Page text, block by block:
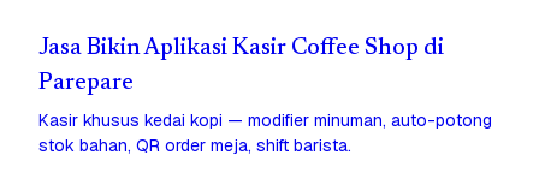
Jasa Bikin Aplikasi Kasir Coffee Shop di
Parepare
Kasir khusus kedai kopi — modifier minuman, auto-potong
stok bahan, QR order meja, shift barista.